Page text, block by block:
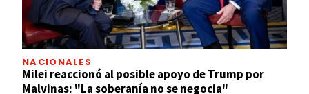
NACIONALES
Milei reaccionó al posible apoyo de Trump por
Malvinas: "La soberanía no se negocia"